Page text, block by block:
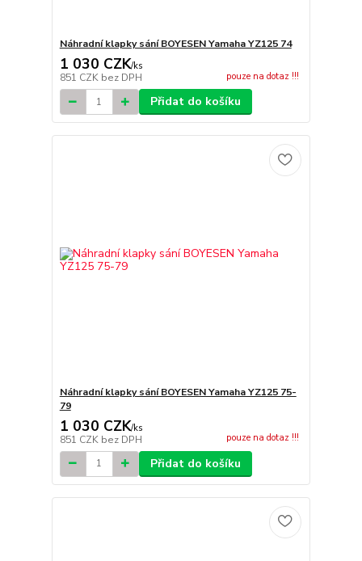
Náhradní klapky sání BOYESEN Yamaha YZ125 74
1 030 CZK/ks
851 CZK bez DPH pouze na dotaz !!!
Přidat do košíku
Náhradní klapky sání BOYESEN Yamaha YZ125 75-
79
1 030 CZK/ks
851 CZK bez DPH pouze na dotaz !!!
Přidat do košíku